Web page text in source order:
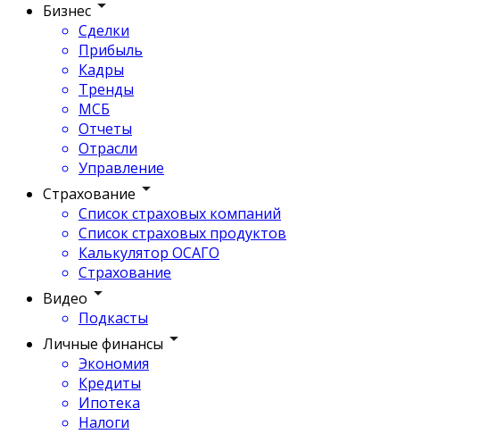
Бизнес
Сделки
Прибыль
Кадры
Тренды
МСБ
Отчеты
Отрасли
Управление
Страхование
Список страховых компаний
Список страховых продуктов
Калькулятор ОСАГО
Страхование
Видео
Подкасты
Личные финансы
Экономия
Кредиты
Ипотека
Налоги